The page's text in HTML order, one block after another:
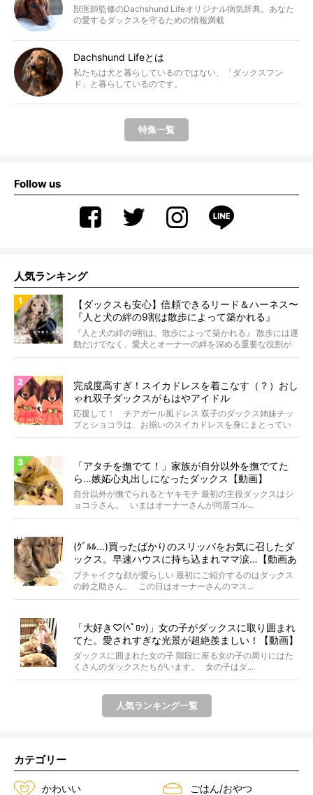
獣医師監修のDachshund Lifeオリジナル病気辞典。あなた
の愛するダックスを守るための情報満載
Dachshund Lifeとは
私たちは犬と暮らしているのではない、「ダックスフン
ド」と暮らしているのです。
特集一覧
Follow us
人気ランキング
【ダックスも安心】信頼できるリード＆ハーネス〜
『人と犬の絆の9割は散歩によって築かれる』
WOLFGANG MAN＆BEAST〜
『人と犬の絆の9割は、散歩によって築かれる』 散歩には運
動だけでなく、愛犬とオーナーの絆を深める重要な役割が
あ...
完成度高すぎ！スイカドレスを着こなす（？）おし
ゃれ双子ダックスがもはやアイドル
応援して！ チアガール風ドレス 双子のダックス姉妹チッ
プとショコラは、お揃いのスイカドレスを身にまとってい
ます...
「アタチを撫でて！」家族が自分以外を撫でてた
ら…嫉妬心丸出しになったダックス【動画】
自分以外が撫でられるとヤキモチ 最初の主役ダックスはシ
ョコラさん。 いまはオーナーさんが同居ゴル...
(ｸﾞﾙﾙ…)買ったばかりのスリッパをお気に召したダ
ックス。早速ハウスに持ち込まれママ涙…【動画あ
り】
ブチャイクな顔が愛らしい 最初にご紹介するのはダックス
の鈴之助さん。 この日はオーナーさんのマス...
「大好き♡(ﾍﾟﾛｯ)」女の子がダックスに取り囲まれ
てた。愛されすぎな光景が超絶羨ましい！【動画】
ダックスに囲まれた女の子 階段に座る女の子の周りにはた
くさんのダックスたちがいます。 女の子はダ...
人気ランキング一覧
カテゴリー
かわいい ごはん/おやつ